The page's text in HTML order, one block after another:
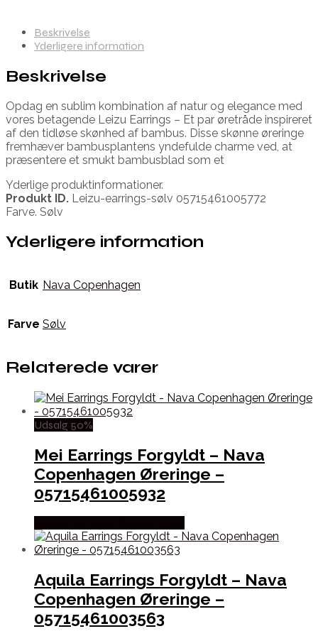
Beskrivelse
Yderligere information
Beskrivelse
Opdag en sublim kombination af natur og elegance med
vores betagende Leizu Earrings – Et par øretråde inspireret
af den tidløse skønhed af bambus. Disse skønne øreringe
fremhæver bambusplantens yndefulde charme ved, at
præsentere et smukt bambusblad som et
Yderlige produktinformationer.
Produkt ID. Leizu-earrings-sølv 05715461005772
Farve. Sølv
Yderligere information
Butik Nava Copenhagen
Farve Sølv
Relaterede varer
Udsalg 50%
Mei Earrings Forgyldt – Nava
Copenhagen Øreringe –
05715461005932
Aquila Earrings Forgyldt – Nava
Copenhagen Øreringe –
05715461003563